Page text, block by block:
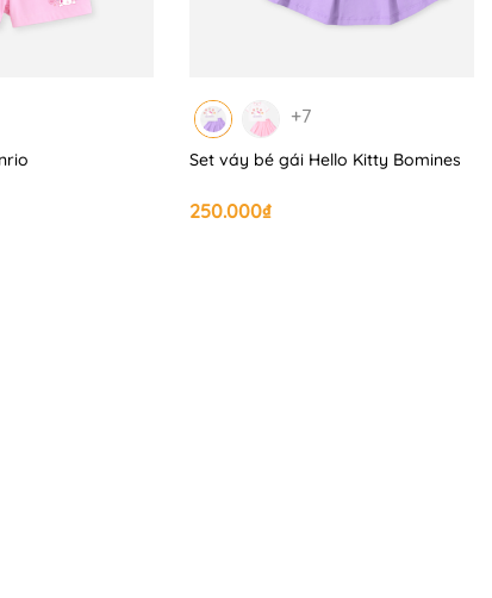
HỆ NGAY với BOMINES nhé.
+7
Set váy bé gái Hello Kitty Bomines
250.000₫